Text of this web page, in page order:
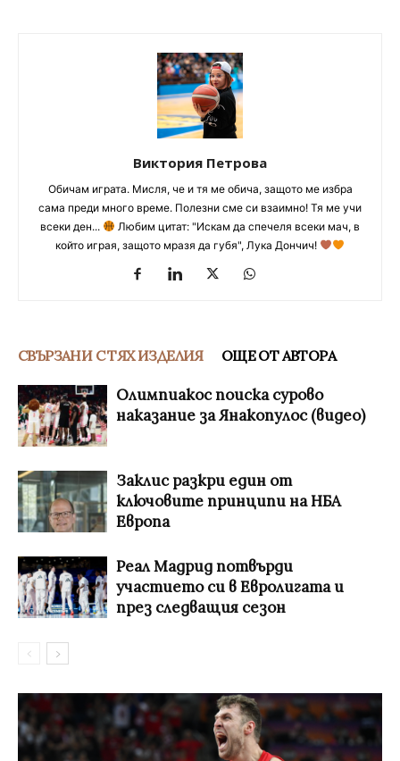
Виктория Петрова
Обичам играта. Мисля, че и тя ме обича, защото ме избра
сама преди много време. Полезни сме си взаимно! Тя ме учи
всеки ден...
Любим цитат: "Искам да спечеля всеки мач, в
който играя, защото мразя да губя", Лука Дончич!
СВЪРЗАНИ С ТЯХ ИЗДЕЛИЯ ОЩЕ ОТ АВТОРА
Олимпиакос поиска сурово
наказание за Янакопулос (видео)
Заклис разкри един от
ключовите принципи на НБА
Европа
Реал Мадрид потвърди
участието си в Евролигата и
през следващия сезон